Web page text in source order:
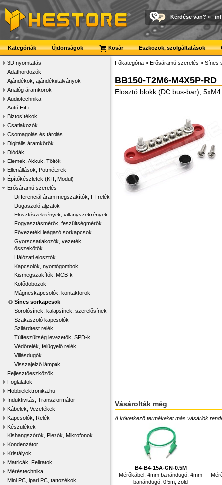
Kérdése van? »
Kategóriák Újdonságok Kosár Eszközök, szolgáltatások
3D nyomtatás
Adathordozók
Ajándékok, ajándékutalványok
Analóg áramkörök
Audiotechnika
Autó HiFi
Biztosítékok
Csatlakozók
Csomagolás és tárolás
Digitális áramkörök
Diódák
Elemek, Akkuk, Töltők
Ellenállások, Potméterek
Építőkészletek (KIT, Modul)
Erősáramú szerelés
Differenciál áram megszakítók, FI-relék
Dugaszoló aljzatok
Elosztószekrények, villanyszekrények
Fogyasztásmérők, feszültségmérők
Fővezetéki leágazó sorkapcsok
Gyorscsatlakozók, vezeték
összekötők
Hálózati elosztók
Kapcsolók, nyomógombok
Kismegszakítók, MCB-k
Kötődobozok
Mágneskapcsolók, kontaktorok
Sínes sorkapcsok
Sorolósínek, kalapsínek, szerelősínek
Szakaszoló kapcsolók
Szilárdtest relék
Túlfeszültség levezetők, SPD-k
Védőrelék, felügyelő relék
Villásdugók
Visszajelző lámpák
Fejlesztőeszközök
Foglalatok
Hobbielektronika.hu
Induktivitás, Transzformátor
Kábelek, Vezetékek
Kapcsolók, Relék
Készülékek
Kishangszórók, Piezók, Mikrofonok
Kondenzátor
Kristályok
Matricák, Feliratok
Méréstechnika
Mini PC, ipari PC, tartozékok
Főkategória » Erősáramú szerelés » Sínes
BB150-T2M6-M4X5P-RD
Elosztó blokk (DC bus-bar),
Vásárolták még
A következő termékeket más vásárlók
B4-B4-15A-GN-0.5M
Mérőkábel, 4mm banándugó, 4mm
banándugó, 0.5m, zöld